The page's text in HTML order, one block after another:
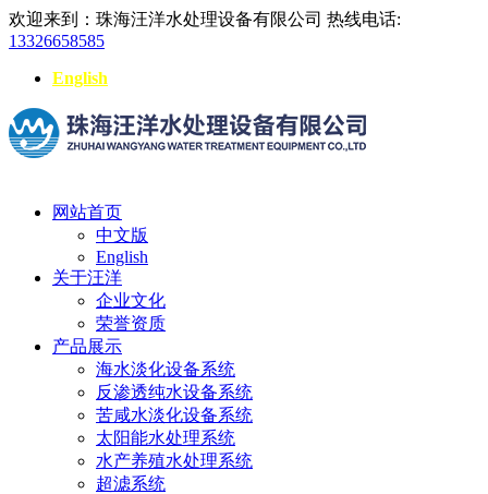
欢迎来到：珠海汪洋水处理设备有限公司 热线电话:
13326658585
English
网站首页
中文版
English
关于汪洋
企业文化
荣誉资质
产品展示
海水淡化设备系统
反渗透纯水设备系统
苦咸水淡化设备系统
太阳能水处理系统
水产养殖水处理系统
超滤系统